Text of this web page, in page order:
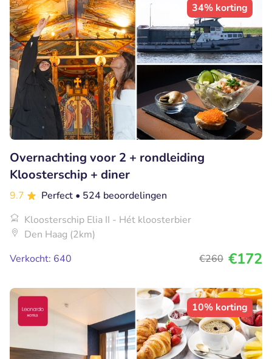
34% korting
Overnachting voor 2 + rondleiding
Kloosterschip + diner
9.7 Perfect • 524 beoordelingen
Kloosterschip Elia II - Hét kloosterbier
Den Haag (2km)
Verkocht: 640
€260 €172
10% korting